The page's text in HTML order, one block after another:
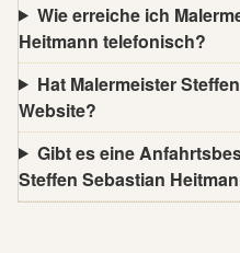
Wie erreiche ich
Heitmann telefonisch?
Hat Malermeister
Website?
Gibt es eine
Steffen Sebastian